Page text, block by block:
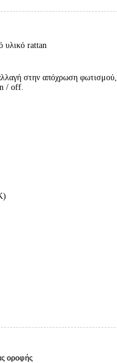
υλικό rattan
στην απόχρωση φωτισμού,
/ off.
οροφής